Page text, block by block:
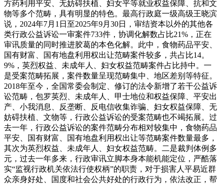
方药利用平安、无妨碍扶植、妇女平等就业权益保障、抗和文
物等多个范畴，具有明显的特色。最高行政庭一级高级王晓滨
说，2024年7月1日至2025年9月30日，审结资本以外的其他各
类行政公益诉讼一审案件733件，协调化解数占比21%，正在
审讯质量的同时推进胶葛的本色化解。此中，食物药品平安、
国有财富、国有地盘利用权出让范畴案件较多，共占比14。
9%，英烈权益、未成年人、妇女权益范畴案件占比持中。一
是受案范畴拓展，案件数量呈现范畴集中、地区差别等特征。
2018年至今，全国常委会制定、修订的法令新增了若干公益诉
讼范畴，包罗英烈、未成年人、甲士地位和权益保障、平安出
产、小我消息、反垄断、反电信收集诈骗、妇女权益保障、无
妨碍扶植、文物等，行政公益诉讼的受案范畴也不竭拓展。过
去一年，行政公益诉讼的案件范畴分布相对较集中，食物药品
平安、国有财富、国有地盘利用权出让等范畴案件数量最多，
其次为英烈权益、未成年人、妇女权益范畴。二是裁判体例多
元，过去一年多来，行政审讯立脚本身本能机能定位，严酷落
实“监视行政机关依法行使权柄”的职责，对于损害人平易近群
众亲身好处、国度和社会公共好处的行政行为，依法改正，帮